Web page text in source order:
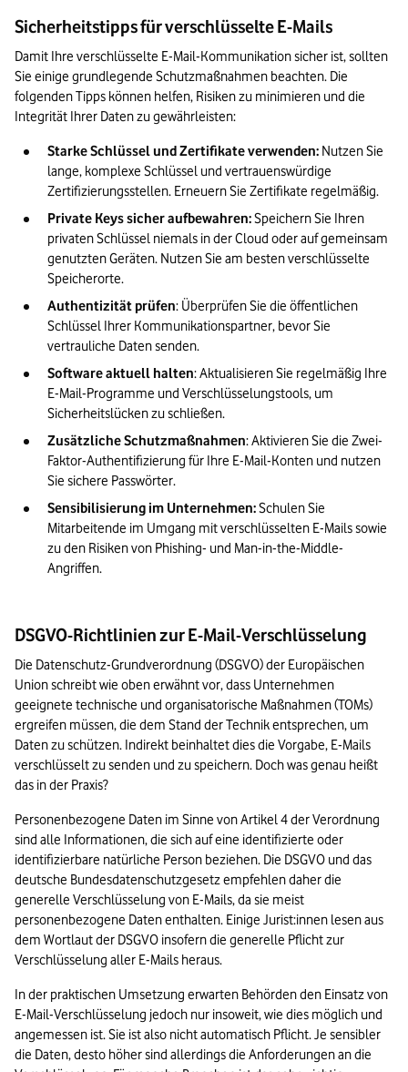
Sicherheitstipps für verschlüsselte E-Mails
Damit Ihre verschlüsselte E-Mail-Kommunikation sicher ist, sollten
Sie einige grundlegende Schutzmaßnahmen beachten. Die
folgenden Tipps können helfen, Risiken zu minimieren und die
Integrität Ihrer Daten zu gewährleisten:
Starke Schlüssel und Zertifikate verwenden: Nutzen Sie
lange, komplexe Schlüssel und vertrauenswürdige
Zertifizierungsstellen. Erneuern Sie Zertifikate regelmäßig.
Private Keys sicher aufbewahren: Speichern Sie Ihren
privaten Schlüssel niemals in der Cloud oder auf gemeinsam
genutzten Geräten. Nutzen Sie am besten verschlüsselte
Speicherorte.
Authentizität prüfen: Überprüfen Sie die öffentlichen
Schlüssel Ihrer Kommunikationspartner, bevor Sie
vertrauliche Daten senden.
Software aktuell halten: Aktualisieren Sie regelmäßig Ihre
E-Mail-Programme und Verschlüsselungstools, um
Sicherheitslücken zu schließen.
Zusätzliche Schutzmaßnahmen: Aktivieren Sie die Zwei-
Faktor-Authentifizierung für Ihre E-Mail-Konten und nutzen
Sie sichere Passwörter.
Sensibilisierung im Unternehmen: Schulen Sie
Mitarbeitende im Umgang mit verschlüsselten E-Mails sowie
zu den Risiken von Phishing- und Man-in-the-Middle-
Angriffen.
DSGVO-Richtlinien zur E-Mail-Verschlüsselung
Die Datenschutz-Grundverordnung (DSGVO) der Europäischen
Union schreibt wie oben erwähnt vor, dass Unternehmen
geeignete technische und organisatorische Maßnahmen (TOMs)
ergreifen müssen, die dem Stand der Technik entsprechen, um
Daten zu schützen. Indirekt beinhaltet dies die Vorgabe, E-Mails
verschlüsselt zu senden und zu speichern. Doch was genau heißt
das in der Praxis?
Personenbezogene Daten im Sinne von Artikel 4 der Verordnung
sind alle Informationen, die sich auf eine identifizierte oder
identifizierbare natürliche Person beziehen. Die DSGVO und das
deutsche Bundesdatenschutzgesetz empfehlen daher die
generelle Verschlüsselung von E-Mails, da sie meist
personenbezogene Daten enthalten. Einige Jurist:innen lesen aus
dem Wortlaut der DSGVO insofern die generelle Pflicht zur
Verschlüsselung aller E-Mails heraus.
In der praktischen Umsetzung erwarten Behörden den Einsatz von
E-Mail-Verschlüsselung jedoch nur insoweit, wie dies möglich und
angemessen ist. Sie ist also nicht automatisch Pflicht. Je sensibler
die Daten, desto höher sind allerdings die Anforderungen an die